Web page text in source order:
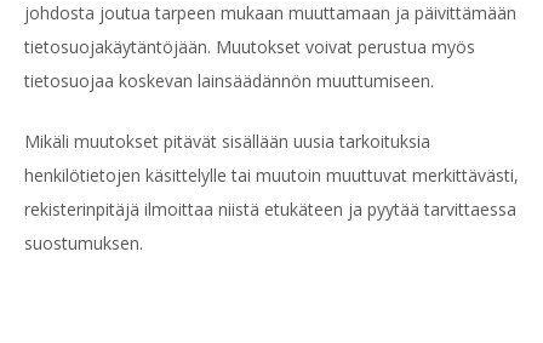
johdosta joutua tarpeen mukaan muuttamaan ja päivittämään
tietosuojakäytäntöjään. Muutokset voivat perustua myös
tietosuojaa koskevan lainsäädännön muuttumiseen.
Mikäli muutokset pitävät sisällään uusia tarkoituksia
henkilötietojen käsittelylle tai muutoin muuttuvat merkittävästi,
rekisterinpitäjä ilmoittaa niistä etukäteen ja pyytää tarvittaessa
suostumuksen.